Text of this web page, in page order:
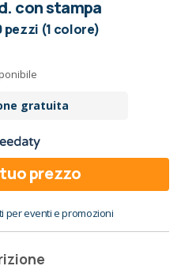
con stampa
pezzi (1 colore)
gratuita
prezzo
per eventi e promozioni